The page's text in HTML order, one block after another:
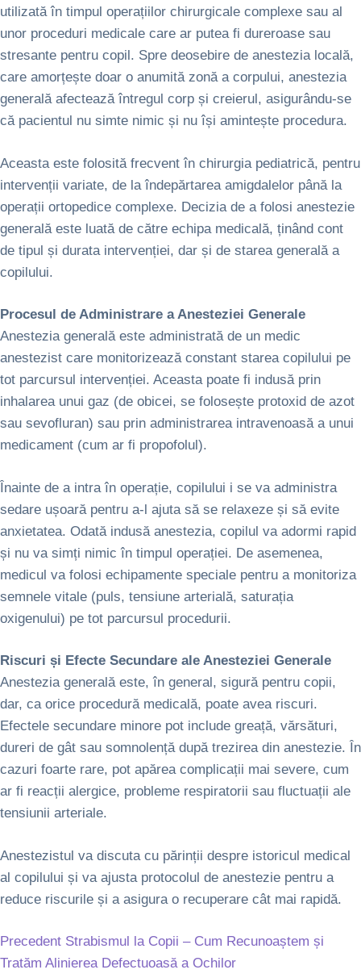
utilizată în timpul operațiilor chirurgicale complexe sau al
unor proceduri medicale care ar putea fi dureroase sau
stresante pentru copil. Spre deosebire de anestezia locală,
care amorțește doar o anumită zonă a corpului, anestezia
generală afectează întregul corp și creierul, asigurându-se
că pacientul nu simte nimic și nu își amintește procedura.
Aceasta este folosită frecvent în chirurgia pediatrică, pentru
intervenții variate, de la îndepărtarea amigdalelor până la
operații ortopedice complexe. Decizia de a folosi anestezie
generală este luată de către echipa medicală, ținând cont
de tipul și durata intervenției, dar și de starea generală a
copilului.
Procesul de Administrare a Anesteziei Generale
Anestezia generală este administrată de un medic
anestezist care monitorizează constant starea copilului pe
tot parcursul intervenției. Aceasta poate fi indusă prin
inhalarea unui gaz (de obicei, se folosește protoxid de azot
sau sevofluran) sau prin administrarea intravenoasă a unui
medicament (cum ar fi propofolul).
Înainte de a intra în operație, copilului i se va administra
sedare ușoară pentru a-l ajuta să se relaxeze și să evite
anxietatea. Odată indusă anestezia, copilul va adormi rapid
și nu va simți nimic în timpul operației. De asemenea,
medicul va folosi echipamente speciale pentru a monitoriza
semnele vitale (puls, tensiune arterială, saturația
oxigenului) pe tot parcursul procedurii.
Riscuri și Efecte Secundare ale Anesteziei Generale
Anestezia generală este, în general, sigură pentru copii,
dar, ca orice procedură medicală, poate avea riscuri.
Efectele secundare minore pot include greață, vărsături,
dureri de gât sau somnolență după trezirea din anestezie. În
cazuri foarte rare, pot apărea complicații mai severe, cum
ar fi reacții alergice, probleme respiratorii sau fluctuații ale
tensiunii arteriale.
Anestezistul va discuta cu părinții despre istoricul medical
al copilului și va ajusta protocolul de anestezie pentru a
reduce riscurile și a asigura o recuperare cât mai rapidă.
Precedent Strabismul la Copii – Cum Recunoaștem și
Tratăm Alinierea Defectuoasă a Ochilor